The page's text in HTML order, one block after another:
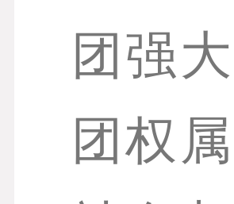
团强
团权